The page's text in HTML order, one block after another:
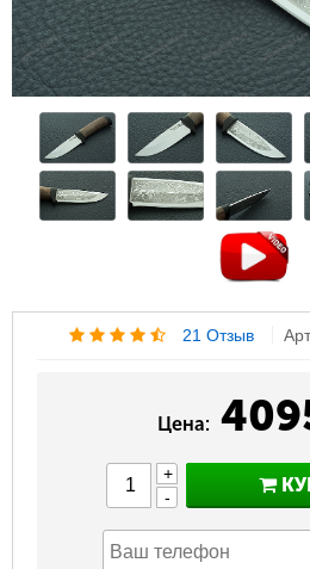
21 Отзыв
Цена:
+
-